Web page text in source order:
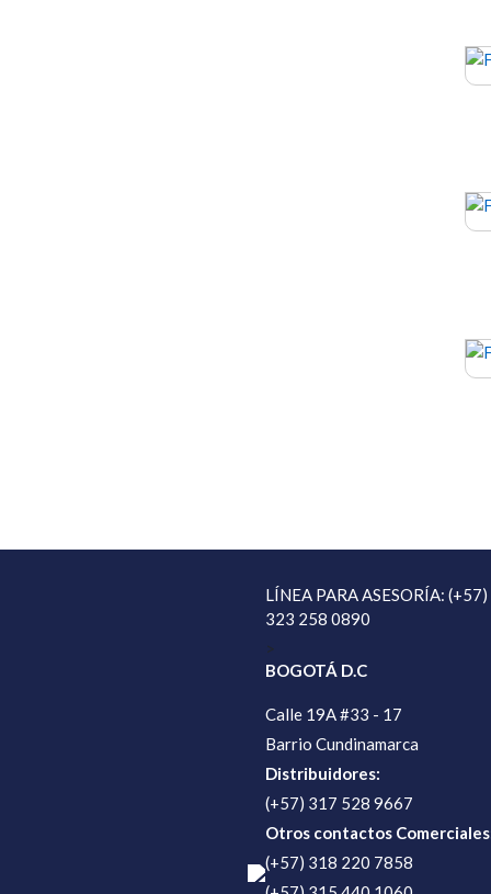
LÍNEA PARA ASESORÍA: (+57)
323 258 0890
>
BOGOTÁ D.C
Calle 19A #33 - 17
Barrio Cundinamarca
Distribuidores:
(+57) 317 528 9667
Otros contactos
(+57) 318 220 7858